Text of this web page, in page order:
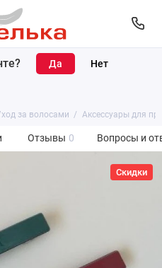
?
за волосами Аксессуары для
Отзывы 0 Вопросы и
Скидки